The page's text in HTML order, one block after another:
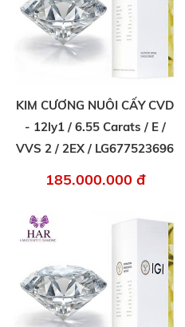
KIM CƯƠNG NUÔI CẤY CVD
- 12ly1 / 6.55 Carats / E /
VVS 2 / 2EX / LG677523696
185.000.000 đ